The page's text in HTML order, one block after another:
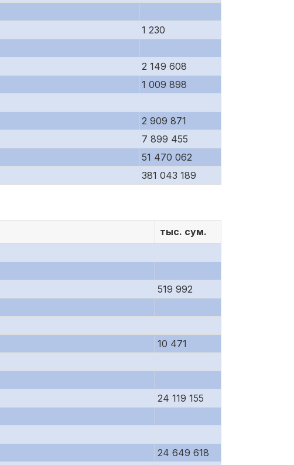
1 230
2 149 608
1 009 898
2 909 871
7 899 455
51 470 062
381 043 189
тыс. сум.
519 992
10 471
24 119 155
24 649 618